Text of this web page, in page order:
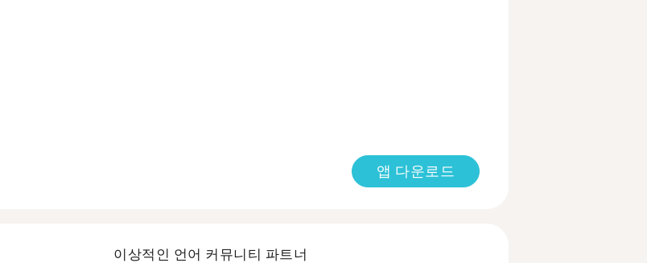
앱 다운로드
이상적인 언어 커뮤니티 파트너